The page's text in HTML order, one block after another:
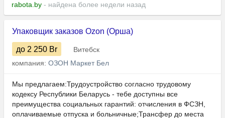
rabota.by - найдена более недели назад
Упаковщик заказов Ozon (Орша)
до 2 250 Br
Витебск
компания: ОЗОН Маркет Бел
Мы предлагаем:Трудоустройство согласно трудовому
кодексу Республики Беларусь - тебе доступны все
преимущества социальных гарантий: отчисления в ФСЗН,
оплачиваемые отпуска и больничные;Трансфер до места